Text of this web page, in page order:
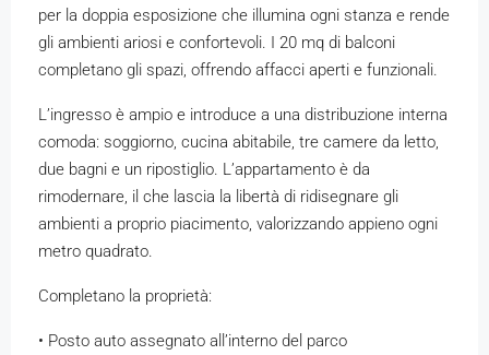
per la doppia esposizione che illumina ogni stanza e rende
gli ambienti ariosi e confortevoli. I 20 mq di balconi
completano gli spazi, offrendo affacci aperti e funzionali.
L’ingresso è ampio e introduce a una distribuzione interna
comoda: soggiorno, cucina abitabile, tre camere da letto,
due bagni e un ripostiglio. L’appartamento è da
rimodernare, il che lascia la libertà di ridisegnare gli
ambienti a proprio piacimento, valorizzando appieno ogni
metro quadrato.
Completano la proprietà:
• Posto auto assegnato all’interno del parco